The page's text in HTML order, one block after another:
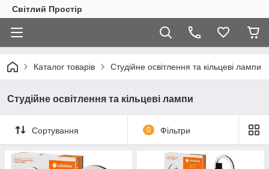
Світлий Простір
Каталог товарів Студійне освітлення та кільцеві лампи
Студійне освітлення та кільцеві лампи
Сортування 0 Фільтри